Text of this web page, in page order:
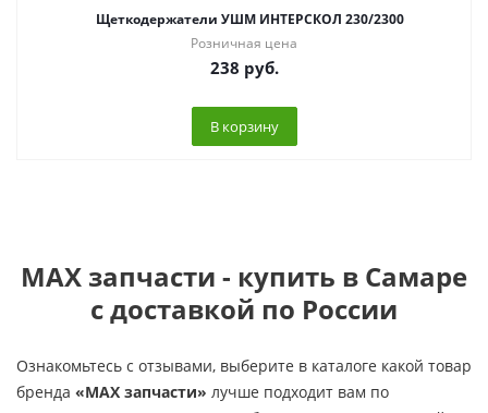
Щеткодержатели УШМ ИНТЕРСКОЛ 230/2300
Розничная цена
238 руб.
В корзину
MAX запчасти - купить в Самаре
с доставкой по России
Ознакомьтесь с отзывами, выберите в каталоге какой товар
бренда «MAX запчасти» лучше подходит вам по